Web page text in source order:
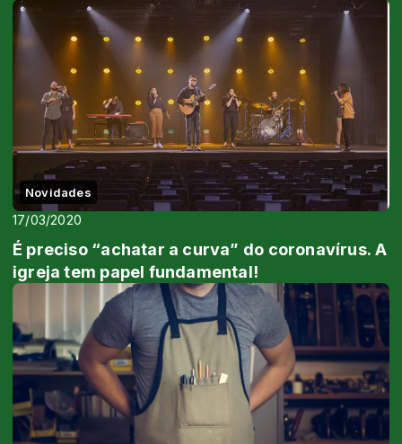
Novidades
17/03/2020
É preciso “achatar a curva” do coronavírus. A
igreja tem papel fundamental!